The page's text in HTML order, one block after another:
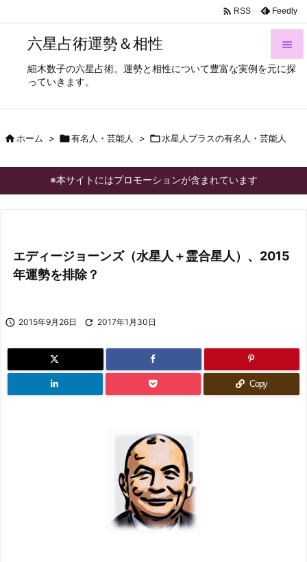
六星占術運勢＆相性
細木数子の六星占術。運勢と相性について豊富な実例を元に探
っていきます。




次へ

 RSS Feedly
ホーム > 有名人・芸能人 > 水星人プラスの有名人・芸能人
※本サイトにはプロモーションが含まれています
エディージョーンズ（水星人＋霊合星人）、2015
年運勢を排除？
 2015年9月26日  2017年1月30日
Copy